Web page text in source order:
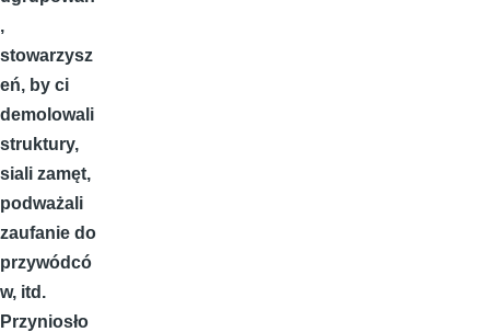
,
stowarzysz
eń, by ci
demolowali
struktury,
siali zamęt,
podważali
zaufanie do
przywódcó
w, itd.
Przyniosło